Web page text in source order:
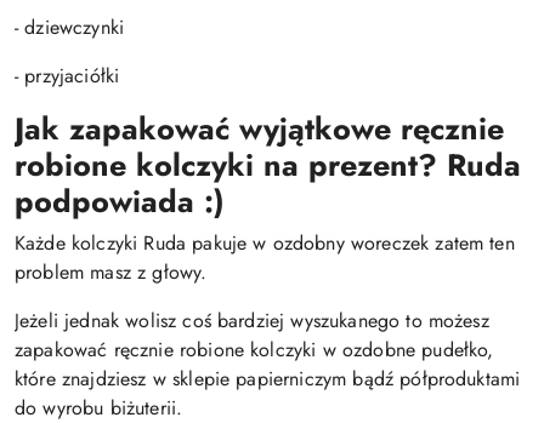
- dziewczynki
- przyjaciółki
Jak zapakować wyjątkowe ręcznie
robione kolczyki na prezent? Ruda
podpowiada :)
Każde kolczyki Ruda pakuje w ozdobny woreczek zatem ten
problem masz z głowy.
Jeżeli jednak wolisz coś bardziej wyszukanego to możesz
zapakować ręcznie robione kolczyki w ozdobne pudełko,
które znajdziesz w sklepie papierniczym bądź półproduktami
do wyrobu biżuterii.